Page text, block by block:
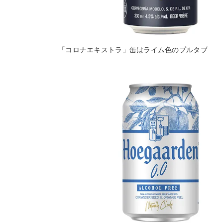
「コロナエキストラ」缶はライム色のプルタブ